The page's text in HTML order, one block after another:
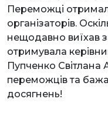
Переможці
організаторів.
нещодавно виїхав
отримувала
Пупченко Світлана
переможців та
досягнень!